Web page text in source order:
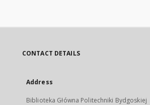
CONTACT DETAILS
Address
Biblioteka Główna Politechniki Bydgoskiej